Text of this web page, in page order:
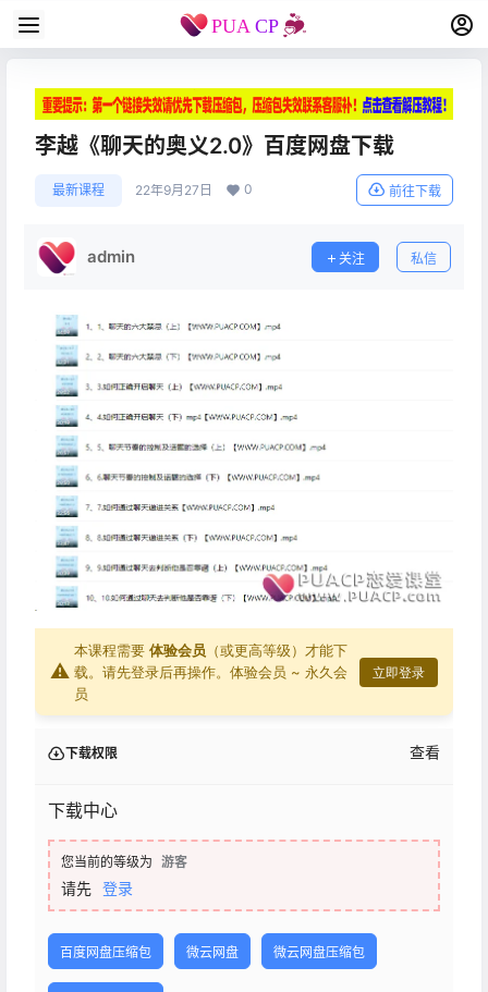
李越《聊天的奥义2.0》百度网盘下载
最新课程 22年9月27日 0 前往下载
admin 关注 私信
⚠
本课程需要 体验会员 （或更高等级）才能下
载。请先登录后再操作。 体验会员 ~ 永久会
员
立即登录
下载权限 查看
下载中心
您当前的等级为 游客
请先 登录
百度网盘压缩包 微云网盘 微云网盘压缩包